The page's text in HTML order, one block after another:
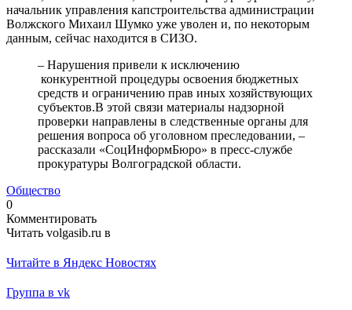
начальник управления капстроительства администрации
Волжского Михаил Шумко уже уволен и, по некоторым
данным, сейчас находится в СИЗО.
– Нарушения привели к исключению
конкурентной процедуры освоения бюджетных
средств и ограничению прав иных хозяйствующих
субъектов.В этой связи материалы надзорной
проверки направлены в следственные органы для
решения вопроса об уголовном преследовании, –
рассказали «СоцИнформБюро» в пресс-службе
прокуратуры Волгоградской области.
Общество
0
Комментировать
Читать volgasib.ru в
Читайте в Яндекс Новостях
Группа в vk